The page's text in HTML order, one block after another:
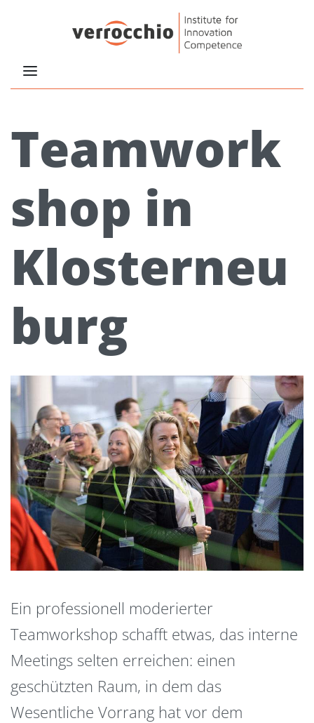
Teamwork
shop in
Klosterneu
burg
Ein professionell moderierter
Teamworkshop schafft etwas, das interne
Meetings selten erreichen: einen
geschützten Raum, in dem das
Wesentliche Vorrang hat vor dem